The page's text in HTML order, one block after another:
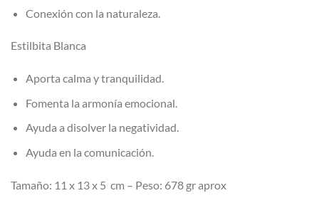
Conexión con la naturaleza.
Estilbita Blanca
Aporta calma y tranquilidad.
Fomenta la armonía emocional.
Ayuda a disolver la negatividad.
Ayuda en la comunicación.
Tamaño: 11 x 13 x 5 cm – Peso: 678 gr aprox